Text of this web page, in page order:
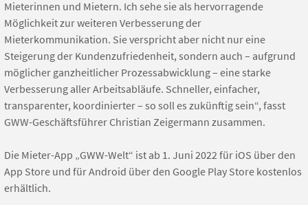
Mieterinnen und Mietern. Ich sehe sie als hervorragende
Möglichkeit zur weiteren Verbesserung der
Mieterkommunikation. Sie verspricht aber nicht nur eine
Steigerung der Kundenzufriedenheit, sondern auch – aufgrund
möglicher ganzheitlicher Prozessabwicklung – eine starke
Verbesserung aller Arbeitsabläufe. Schneller, einfacher,
transparenter, koordinierter – so soll es zukünftig sein“, fasst
GWW-Geschäftsführer Christian Zeigermann zusammen.
Die Mieter-App „GWW-Welt“ ist ab 1. Juni 2022 für iOS über den
App Store und für Android über den Google Play Store kostenlos
erhältlich.